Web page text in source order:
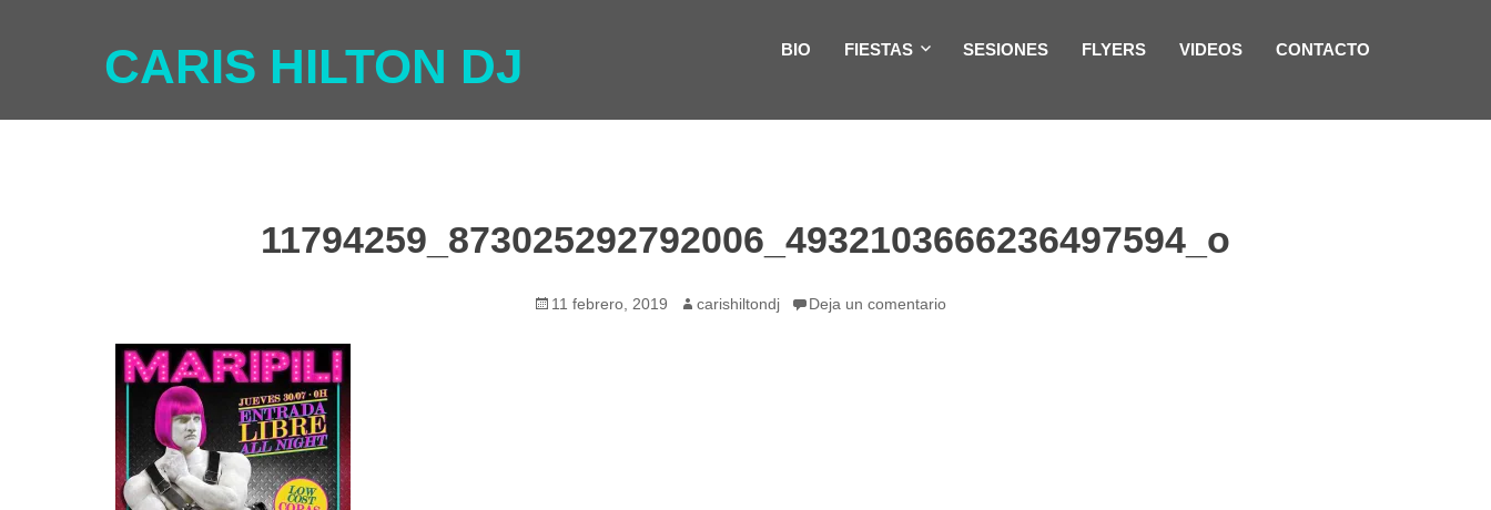
CARIS HILTON DJ BIO FIESTAS SESIONES FLYERS VIDEOS CONTACTO
11794259_873025292792006_4932103666236497594_o
Publicado
11 febrero, 2019 Autor
carishiltondj Deja un comentario